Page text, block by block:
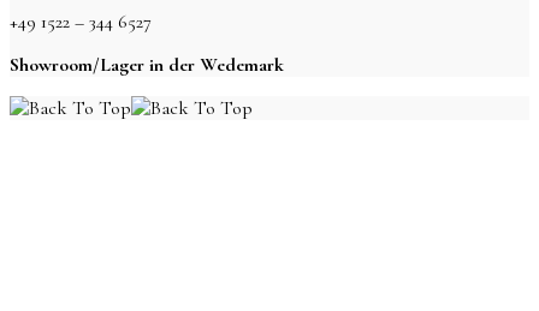
+49 1522 – 344 6527
Showroom/Lager in der Wedemark